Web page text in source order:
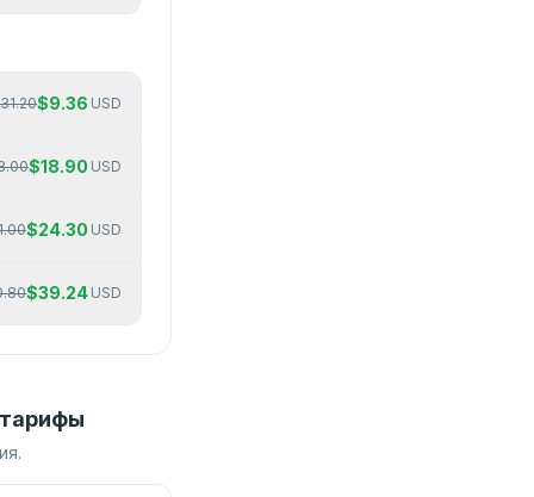
31.20$9.36 USD
$18.90 USD
$24.30 USD
$39.24 USD